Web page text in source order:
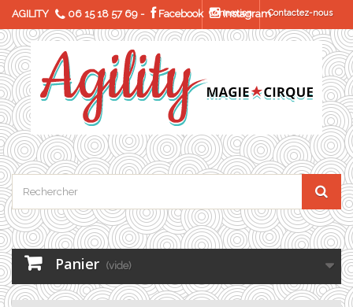
AGILITY 06 15 18 57 69 - Facebook InstagramContactez-nous
Connexion
Panier (vide)